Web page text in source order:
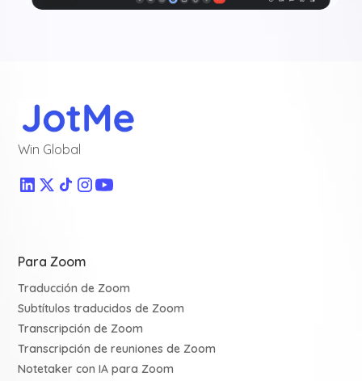
Win Global
Para Zoom
Traducción de Zoom
Subtítulos traducidos de Zoom
Transcripción de Zoom
Transcripción de reuniones de Zoom
Notetaker con IA para Zoom